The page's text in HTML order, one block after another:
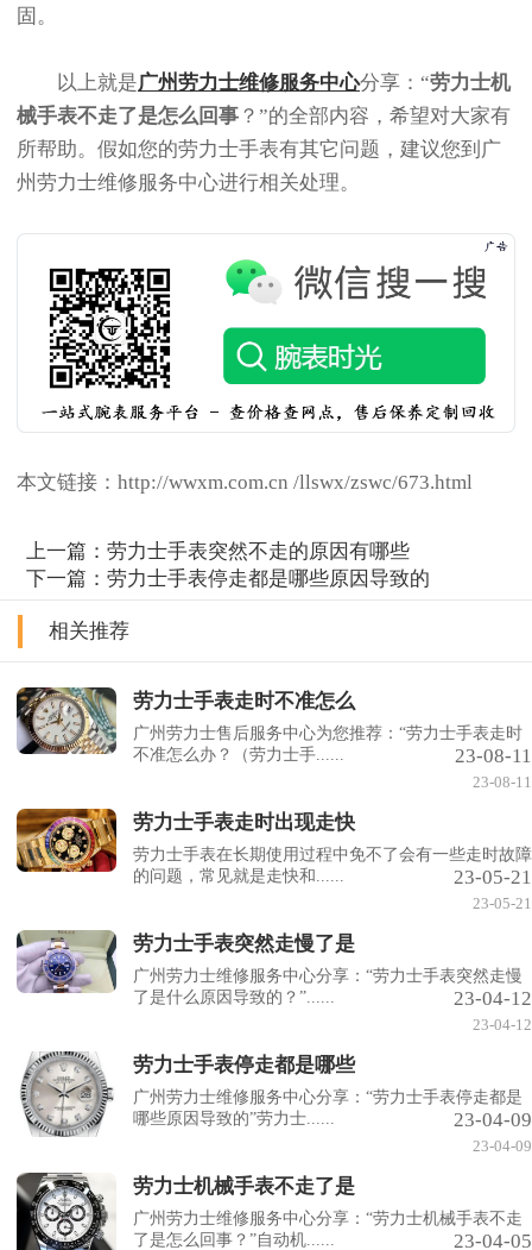
固。
以上就是广州劳力士维修服务中心分享：“劳力士机
械手表不走了是怎么回事 ？”的全部内容，希望对大家有
所帮助。假如您的劳力士手表有其它问题，建议您到广
州劳力士维修服务中心进行相关处理。
本文链接：http://wwxm.com.cn /llswx/zswc/673.html
上一篇：劳力士手表突然不走的原因有哪些
下一篇：劳力士手表停走都是哪些原因导致的
相关推荐
劳力士手表走时不准怎么
广州劳力士售后服务中心为您推荐：“劳力士手表走时
不准怎么办？（劳力士手......
23-08-11
23-08-11
劳力士手表走时出现走快
劳力士手表在长期使用过程中免不了会有一些走时故障
的问题，常见就是走快和......
23-05-21
23-05-21
劳力士手表突然走慢了是
广州劳力士维修服务中心分享：“劳力士手表突然走慢
了是什么原因导致的？”......
23-04-12
23-04-12
劳力士手表停走都是哪些
广州劳力士维修服务中心分享：“劳力士手表停走都是
哪些原因导致的”劳力士......
23-04-09
23-04-09
劳力士机械手表不走了是
广州劳力士维修服务中心分享：“劳力士机械手表不走
了是怎么回事？”自动机......
23-04-05